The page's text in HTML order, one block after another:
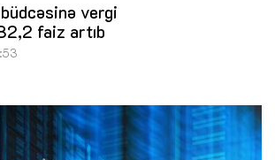
vergi
faiz artıb